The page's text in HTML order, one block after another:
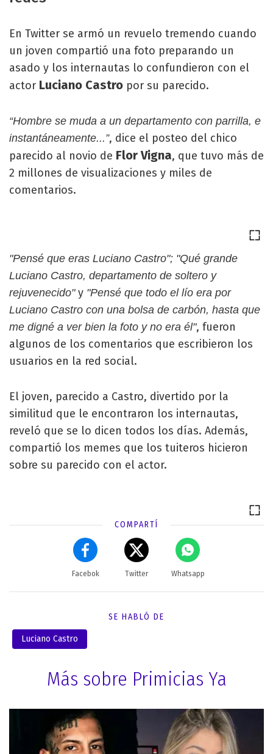
En Twitter se armó un revuelo tremendo cuando
un joven compartió una foto preparando un
asado y los internautas lo confundieron con el
actor Luciano Castro por su parecido.
“Hombre se muda a un departamento con parrilla, e
instantáneamente...”, dice el posteo del chico
parecido al novio de Flor Vigna, que tuvo más de
2 millones de visualizaciones y miles de
comentarios.
"Pensé que eras Luciano Castro"; "Qué grande
Luciano Castro, departamento de soltero y
rejuvenecido"y "Pensé que todo el lío era por
Luciano Castro con una bolsa de carbón, hasta que
me digné a ver bien la foto y no era él", fueron
algunos de los comentarios que escribieron los
usuarios en la red social.
El joven, parecido a Castro, divertido por la
similitud que le encontraron los internautas,
reveló que se lo dicen todos los días. Además,
compartió los memes que los tuiteros hicieron
sobre su parecido con el actor.
COMPARTÍ
Facebok Twitter Whatsapp
SE HABLÓ DE
Luciano Castro
Más sobre Primicias Ya